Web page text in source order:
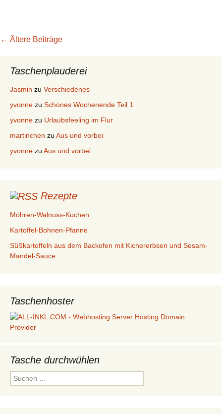
Beitragsnavigation
← Ältere Beiträge
Taschenplauderei
Jasmin zu Verschiedenes
yvonne zu Schönes Wochenende Teil 1
yvonne zu Urlaubsfeeling im Flur
martinchen zu Aus und vorbei
yvonne zu Aus und vorbei
Rezepte
Möhren-Walnuss-Kuchen
Kartoffel-Bohnen-Pfanne
Süßkartoffeln aus dem Backofen mit Kichererbsen und Sesam-
Mandel-Sauce
Taschenhoster
Tasche durchwühlen
Suchen
nach: